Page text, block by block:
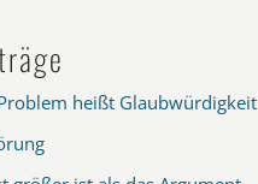
heißt Glaubwürdigkeit